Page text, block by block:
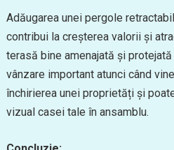
Adăugarea unei pergole
contribui la creșterea valorii și
terasă bine amenajată și
vânzare important atunci când
închirierea unei proprietăți și
vizual casei tale în ansamblu.